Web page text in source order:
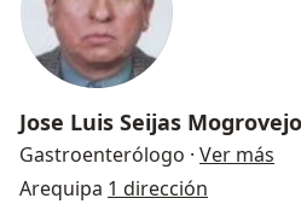
Jose Luis Seijas Mogrovejo
Gastroenterólogo · Ver más
Arequipa 1 dirección